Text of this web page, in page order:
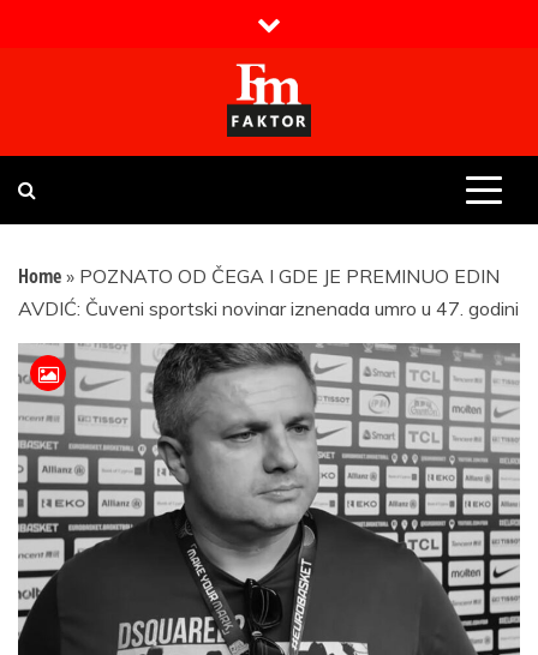
Faktor magazin
Uvijek presudan
Home » POZNATO OD ČEGA I GDE JE PREMINUO EDIN
AVDIĆ: Čuveni sportski novinar iznenada umro u 47. godini